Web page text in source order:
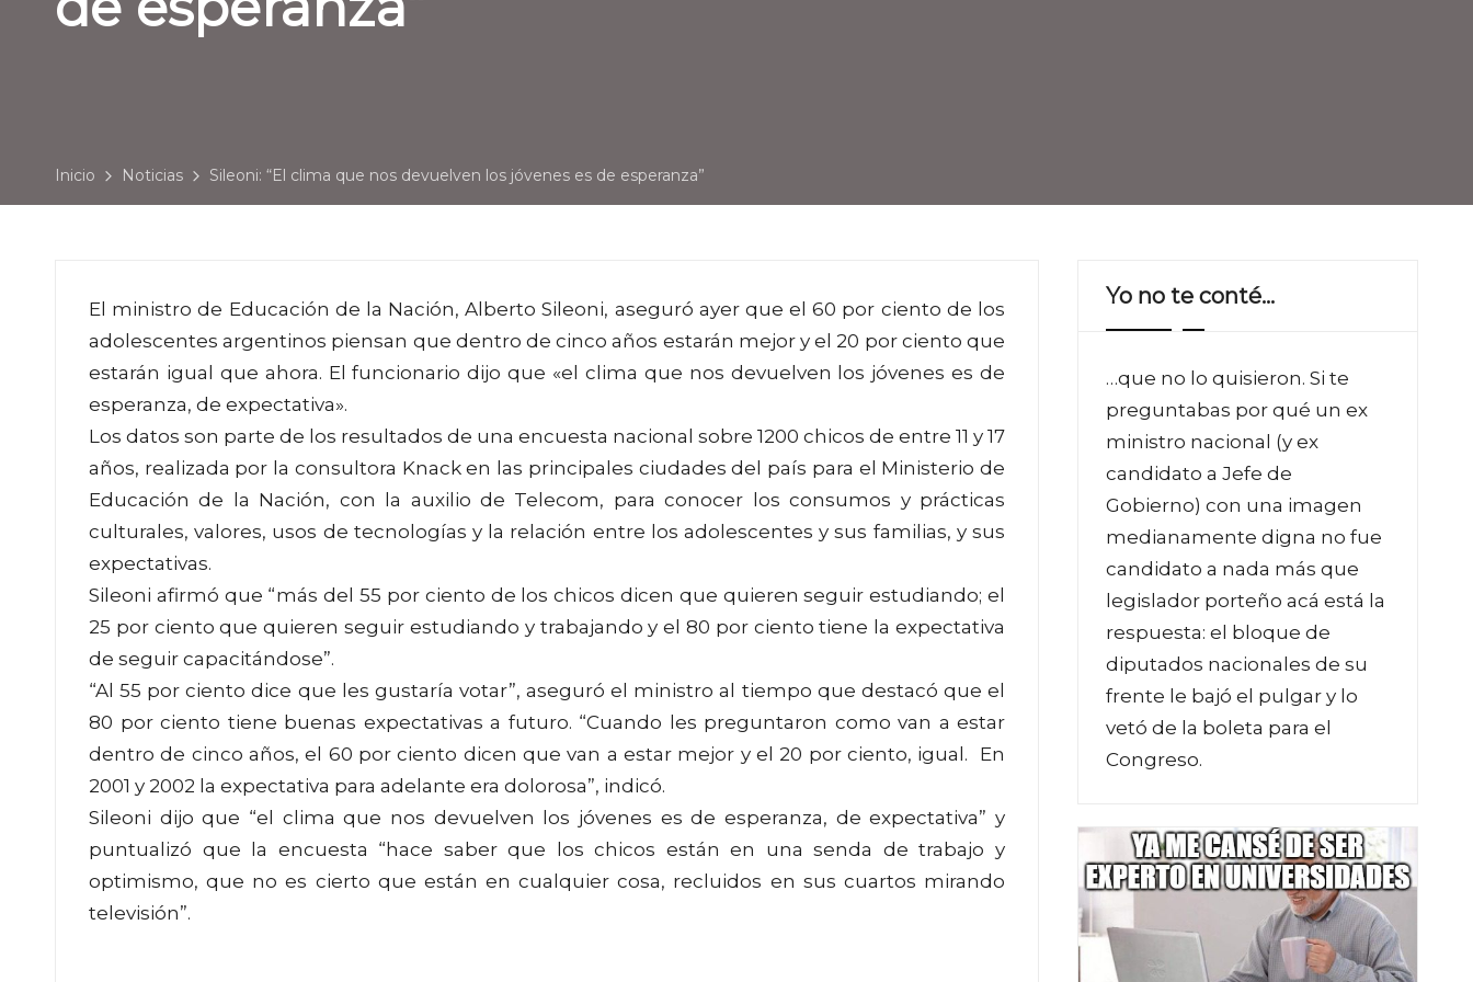
Inicio Noticias Sileoni: “El clima que nos devuelven los jóvenes es de esperanza”
El ministro de Educación de la Nación, Alberto Sileoni, aseguró ayer que el 60 por ciento de los
adolescentes argentinos piensan que dentro de cinco años estarán mejor y el 20 por ciento que
estarán igual que ahora. El funcionario dijo que «el clima que nos devuelven los jóvenes es de
esperanza, de expectativa».
Los datos son parte de los resultados de una encuesta nacional sobre 1200 chicos de entre 11 y 17
años, realizada por la consultora Knack en las principales ciudades del país para el Ministerio de
Educación de la Nación, con la auxilio de Telecom, para conocer los consumos y prácticas
culturales, valores, usos de tecnologías y la relación entre los adolescentes y sus familias, y sus
expectativas.
Sileoni afirmó que “más del 55 por ciento de los chicos dicen que quieren seguir estudiando; el
25 por ciento que quieren seguir estudiando y trabajando y el 80 por ciento tiene la expectativa
de seguir capacitándose”.
“Al 55 por ciento dice que les gustaría votar”, aseguró el ministro al tiempo que destacó que el
80 por ciento tiene buenas expectativas a futuro. “Cuando les preguntaron como van a estar
dentro de cinco años, el 60 por ciento dicen que van a estar mejor y el 20 por ciento, igual. En
2001 y 2002 la expectativa para adelante era dolorosa”, indicó.
Sileoni dijo que “el clima que nos devuelven los jóvenes es de esperanza, de expectativa” y
puntualizó que la encuesta “hace saber que los chicos están en una senda de trabajo y
optimismo, que no es cierto que están en cualquier cosa, recluidos en sus cuartos mirando
televisión”.
Yo no te conté…
…que no lo quisieron. Si te
preguntabas por qué un ex
ministro nacional (y ex
candidato a Jefe de
Gobierno) con una imagen
medianamente digna no fue
candidato a nada más que
legislador porteño acá está la
respuesta: el bloque de
diputados nacionales de su
frente le bajó el pulgar y lo
vetó de la boleta para el
Congreso.